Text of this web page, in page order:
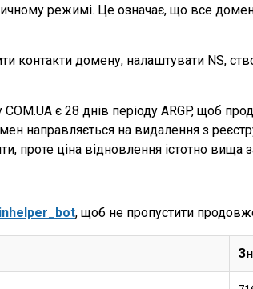
режимі. Це означає, що все
контакти домену, налаштувати NS,
COM.UA є 28 днів періоду ARGP, щоб
направляється на видалення з
проте ціна відновлення істотно вища
, щоб не пропустити